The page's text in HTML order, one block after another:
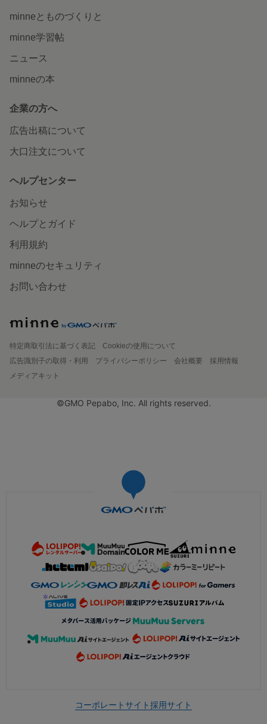
minneとものづくりと
minne学習帖
ニュース
minneの本
企業の方へ
広告出稿について
大口注文について
ヘルプセンター
お知らせ
ヘルプとガイド
利用規約
minneのセキュリティ
お問い合わせ
特定商取引法に基づく表記
Cookieの使用について
広告識別子の取得・利用
プライバシーポリシー 会社概要
採用情報
メディアキット
©GMO Pepabo, Inc. All rights reserved.
コーポレートサイト採用サイト